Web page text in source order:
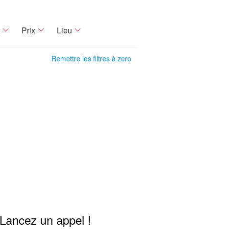
Prix Lieu
Remettre les filtres à zero
un appel !